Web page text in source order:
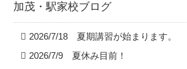
加茂・駅家校ブログ
2026/7/18 夏期講習が始まります。
2026/7/9 夏休み目前！